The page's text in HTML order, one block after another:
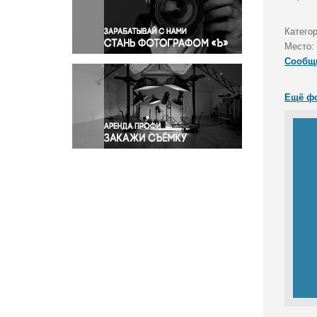
Правосудие
Происшествия и конфликты
Религия
Светская жизнь
Спорт
Экология
Экономика и бизнес
Место:
Ещё